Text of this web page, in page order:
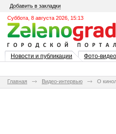
Добавить в закладки
Суббота, 8 августа 2026, 15:13
Новости и публикации Фото-
Главная Видео-интервью О